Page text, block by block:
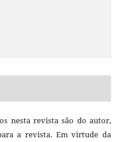
nesta revista são do autor,
a revista. Em virtude da